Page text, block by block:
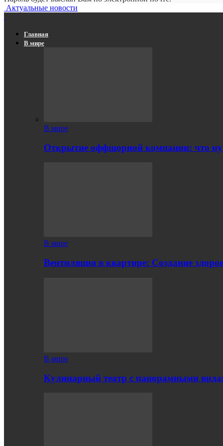
Актуальные новости
Главная
В мире
В мире
Открытие оффшорной компании: что
В мире
Вентиляция в квартире: Создание
В мире
Кулинарный театр с панорамными